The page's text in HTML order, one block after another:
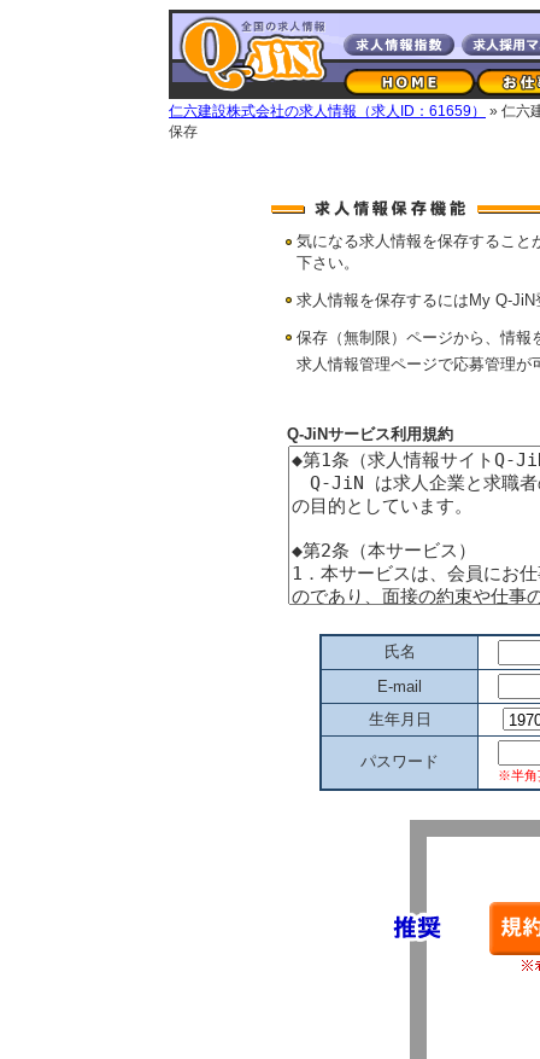
仁六建設株式会社の求人情報（求人ID：61659）
» 仁六
保存
気になる求人情報を保存すること
下さい。
求人情報を保存するにはMy Q-
保存（無制限）ページから、情報
求人情報管理ページで応募管理が
Q-JiNサービス利用規約
氏名
E-mail
生年月日
パスワード
※半角